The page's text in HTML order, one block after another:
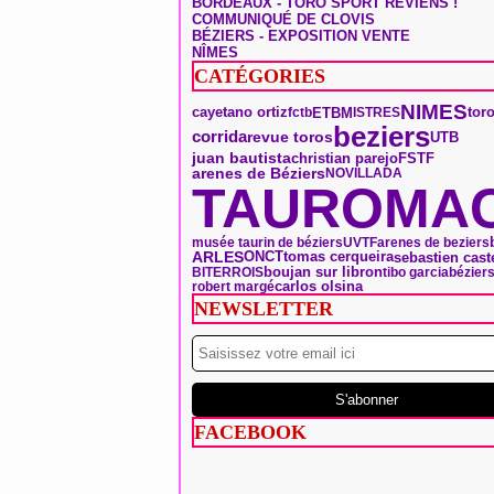
COMMUNIQUÉ DE CLOVIS
BÉZIERS - EXPOSITION VENTE
NÎMES
CATÉGORIES
cayetano ortizfctbETBM ISTRESNIMES
corridarevue torosbeziersUTB
juan bautistachristian parejoFSTF
arenes de BéziersNOVILLADA
musée taurin de béziersUVTFarenes de beziers
ARLESONCTtomas cerqueirasebastien
BITERROISboujan sur librontibo garciabéziers
robert margécarlos olsina
NEWSLETTER
FACEBOOK